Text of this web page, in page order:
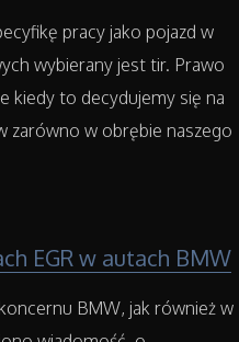
pracy jako pojazd w
wybierany jest tir. Prawo
kiedy to decydujemy się na
zarówno w obrębie naszego
EGR w autach BMW
BMW, jak również w